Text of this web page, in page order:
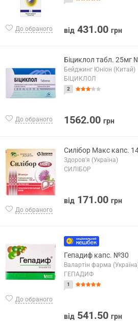
До обраного від 431.00 грн
До обраного
Біциклол табл. 25мг
Бейджинг Юніон (Китай)
БІЦИКЛОЛ
2
1562.00 грн
До обраного
Силібор Макс капс.
Здоров'я (Україна)
СИЛІБОР
від 171.00 грн
До обраного
Гепадиф капс. №30
Валартін фарма
ГЕПАДИФ
1
від 541.50 грн